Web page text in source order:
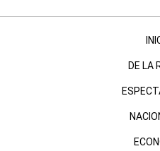
DE LA